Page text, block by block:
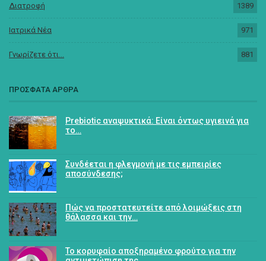
Διατροφή 1389
Ιατρικά Νέα 971
Γνωρίζετε ότι... 881
ΠΡΟΣΦΑΤΑ ΑΡΘΡΑ
Prebiotic αναψυκτικά: Είναι όντως υγιεινά για
το…
Συνδέεται η φλεγμονή με τις εμπειρίες
αποσύνδεσης;
Πώς να προστατευτείτε από λοιμώξεις στη
θάλασσα και την…
Το κορυφαίο αποξηραμένο φρούτο για την